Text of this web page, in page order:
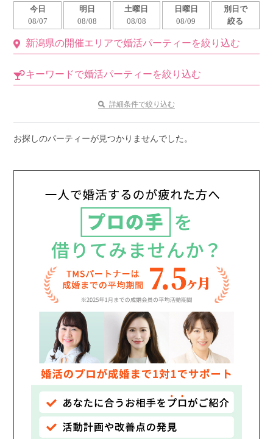
利用規約
個人情報保護方針launch
子どもの安全基準に関するポリシー launch
公式アカウントで最新情報を配信中！
約1,300店の中から
おすすめの優良結婚相談所をご紹介
個人情報保護のため
プライバシーマークを
取得しております
今日
08/07
明日
08/08
土曜日
08/08
日曜日
08/09
別日で
絞る
新潟県の開催エリアで婚活パーティーを絞り込む
キーワードで婚活パーティーを絞り込む
詳細条件で絞り込む
お探しのパーティーが見つかりませんでした。